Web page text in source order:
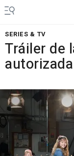
SERIES & TV
Tráiler de